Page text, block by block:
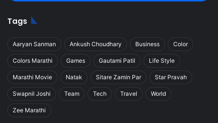
Tags
Aaryan Sanman Ankush Choudhary Business Color
Colors Marathi Games Gautami Patil Life Style
Marathi Movie Natak Sitare Zamin Par Star Pravah
Swapnil Joshi Team Tech Travel World
Zee Marathi